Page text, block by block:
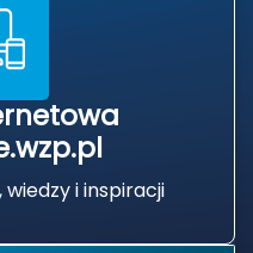
i inspiracji